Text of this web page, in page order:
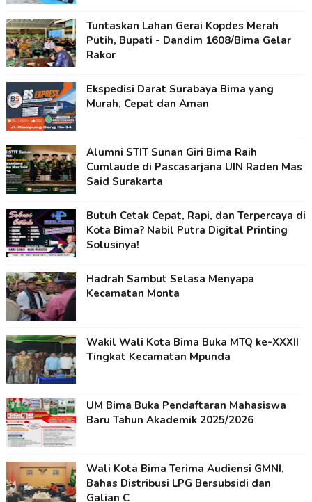
Tuntaskan Lahan Gerai Kopdes Merah
Putih, Bupati - Dandim 1608/Bima Gelar
Rakor
Ekspedisi Darat Surabaya Bima yang
Murah, Cepat dan Aman
Alumni STIT Sunan Giri Bima Raih
Cumlaude di Pascasarjana UIN Raden Mas
Said Surakarta
Butuh Cetak Cepat, Rapi, dan Terpercaya di
Kota Bima? Nabil Putra Digital Printing
Solusinya!
Hadrah Sambut Selasa Menyapa
Kecamatan Monta
Wakil Wali Kota Bima Buka MTQ ke-XXXII
Tingkat Kecamatan Mpunda
UM Bima Buka Pendaftaran Mahasiswa
Baru Tahun Akademik 2025/2026
Wali Kota Bima Terima Audiensi GMNI,
Bahas Distribusi LPG Bersubsidi dan
Galian C